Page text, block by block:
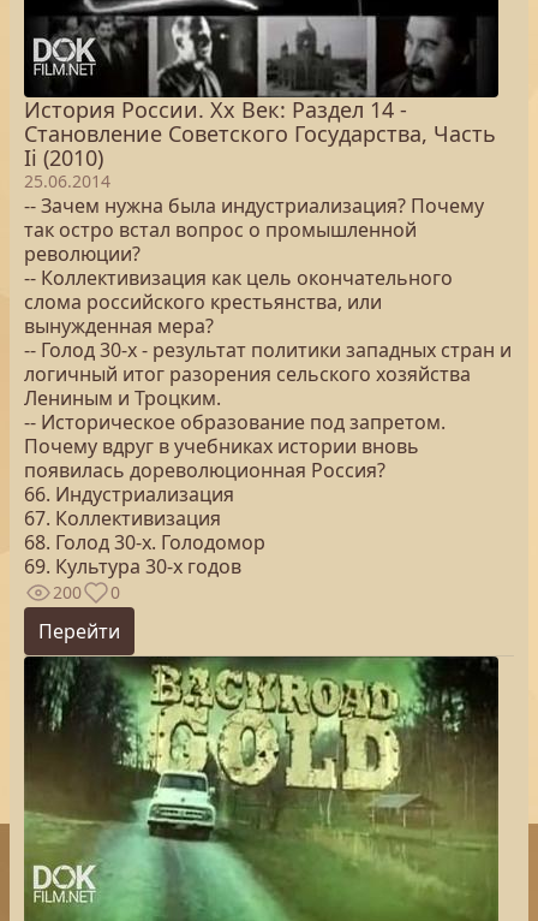
История России. Хх Век: Раздел 14 -
Становление Советского Государства, Часть
Ii (2010)
25.06.2014
-- Зачем нужна была индустриализация? Почему
так остро встал вопрос о промышленной
революции?
-- Коллективизация как цель окончательного
слома российского крестьянства, или
вынужденная мера?
-- Голод 30-х - результат политики западных стран и
логичный итог разорения сельского хозяйства
Лениным и Троцким.
-- Историческое образование под запретом.
Почему вдруг в учебниках истории вновь
появилась дореволюционная Россия?
66. Индустриализация
67. Коллективизация
68. Голод 30-х. Голодомор
69. Культура 30-х годов
200 0
Перейти